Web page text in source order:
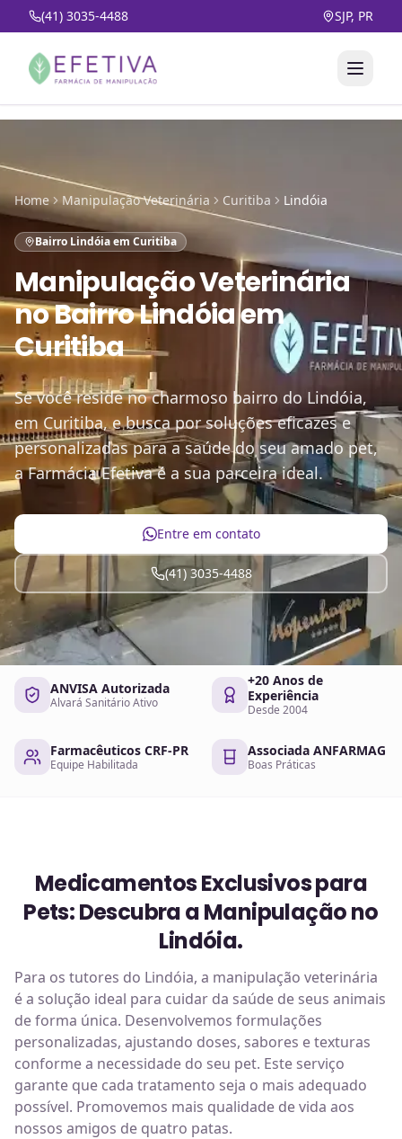
(41) 3035-4488 SJP, PR
Home Manipulação Veterinária Curitiba Lindóia
Bairro Lindóia em Curitiba
Manipulação Veterinária
noBairro Lindóia em
Curitiba
Se você reside no charmoso bairro do Lindóia,
em Curitiba, e busca por soluções eficazes e
personalizadas para a saúde do seu amado pet,
a Farmácia Efetiva é a sua parceira ideal.
Entre em contato
(41) 3035-4488
ANVISA Autorizada
Alvará Sanitário Ativo
+20 Anos de
Experiência
Desde 2004
Farmacêuticos CRF-PR
Equipe Habilitada
Associada ANFARMAG
Boas Práticas
Medicamentos Exclusivos para
Pets: Descubra a Manipulação no
Lindóia.
Para os tutores do Lindóia, a manipulação veterinária
é a solução ideal para cuidar da saúde de seus animais
de forma única. Desenvolvemos formulações
personalizadas, ajustando doses, sabores e texturas
conforme a necessidade do seu pet. Este serviço
garante que cada tratamento seja o mais adequado
possível. Promovemos mais qualidade de vida aos
nossos amigos de quatro patas.